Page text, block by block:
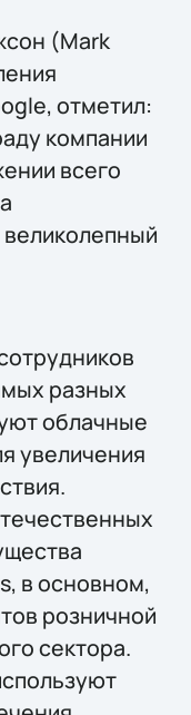
(Mark
отметил:
компании
всего
разных
облачные
увеличения
в основном,
розничной
сектора.